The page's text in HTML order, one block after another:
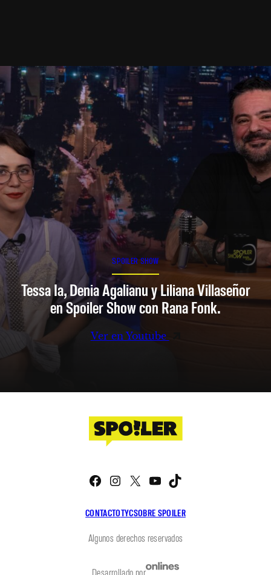
SPOILER SHOW
Tessa Ia, Denia Agalianu y Liliana Villaseñor
en Spoiler Show con Rana Fonk.
Ver en Youtube
CONTACTOTYCSOBRE SPOILER
Facebook
Instagram
X YouTube
Algunos derechos reservados
Desarrollado por